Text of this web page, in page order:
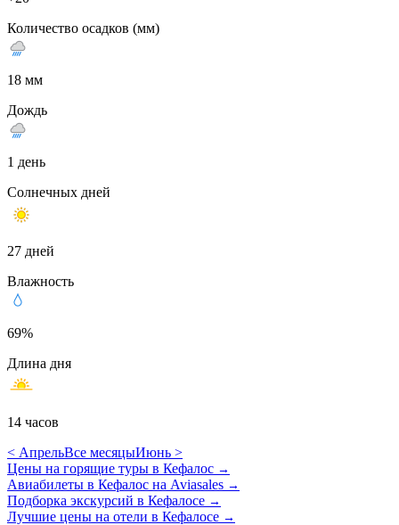
Количество осадков (мм)
18 мм
Дождь
1 день
Солнечных дней
27 дней
Влажность
69%
Длина дня
14 часов
< АпрельВсе месяцыИюнь >
Цены на горящие туры в Кефалос →
Авиабилеты в Кефалос на Aviasales →
Подборка экскурсий в Кефалосе →
Лучшие цены на отели в Кефалосе →